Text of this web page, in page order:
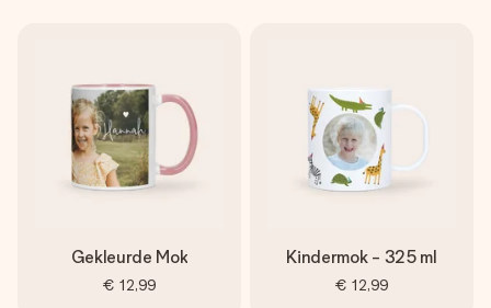
Gekleurde Mok
€ 12,99
Kindermok - 325 ml
€ 12,99